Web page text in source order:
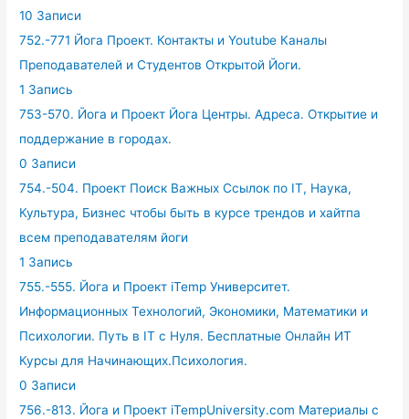
10 Записи
752.-771 Йога Проект. Контакты и Youtube Каналы
Преподавателей и Студентов Открытой Йоги.
1 Запись
753-570. Йога и Проект Йога Центры. Адреса. Открытие и
поддержание в городах.
0 Записи
754.-504. Проект Поиск Важных Ссылок по IT, Наука,
Культура, Бизнес чтобы быть в курсе трендов и хайтпа
всем преподавателям йоги
1 Запись
755.-555. Йога и Проект iTemp Университет.
Информационных Технологий, Экономики, Математики и
Психологии. Путь в IT с Нуля. Бесплатные Онлайн ИТ
Курсы для Начинающих.Психология.
0 Записи
756.-813. Йога и Проект iTempUniversity.com Материалы с